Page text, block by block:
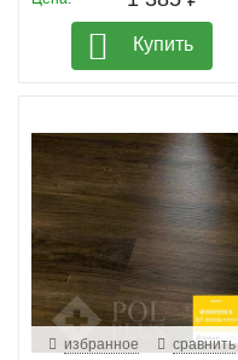
Купить
избранное сравнить